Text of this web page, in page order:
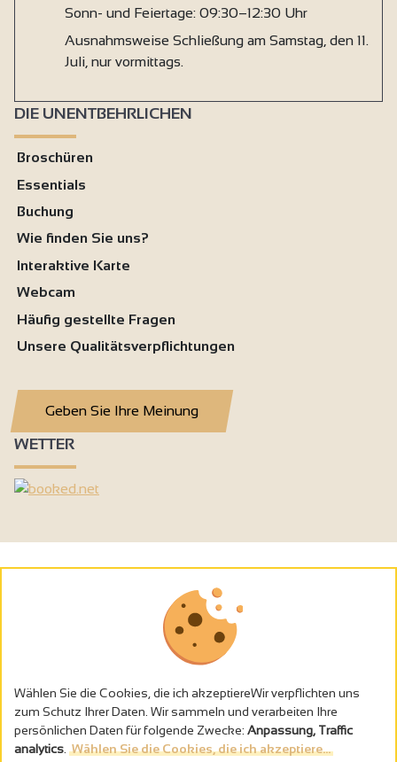
Sonn- und Feiertage: 09:30–12:30 Uhr
Ausnahmsweise Schließung am Samstag, den 11.
Juli, nur vormittags.
DIE UNENTBEHRLICHEN
Broschüren
Essentials
Buchung
Wie finden Sie uns?
Interaktive Karte
Webcam
Häufig gestellte Fragen
Unsere Qualitätsverpflichtungen
Geben Sie Ihre Meinung
WETTER
Alkoholmissbrauch ist gefährlich für die Gesundheit - trinken Sie in
Wählen Sie die Cookies, die ich akzeptiereWir verpflichten uns
zum Schutz Ihrer Daten. Wir sammeln und verarbeiten Ihre
persönlichen Daten für folgende Zwecke: Anpassung, Traffic
analytics Wählen Sie die Cookies, die ich akzeptiere...